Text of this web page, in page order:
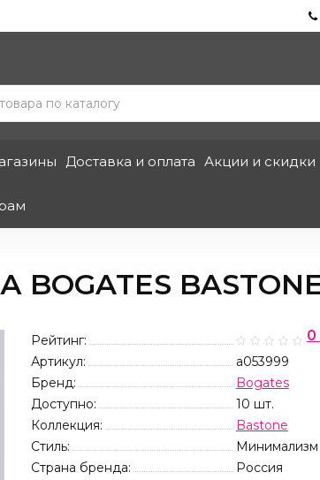
Доставка и оплата Акции и скидки
BASTONE
Рейтинг: 0
Артикул:
a053999
Бренд:
Bogates
Доступно:
10 шт.
Коллекция:
Bastone
Стиль:
Минимализм
Страна бренда:
Россия